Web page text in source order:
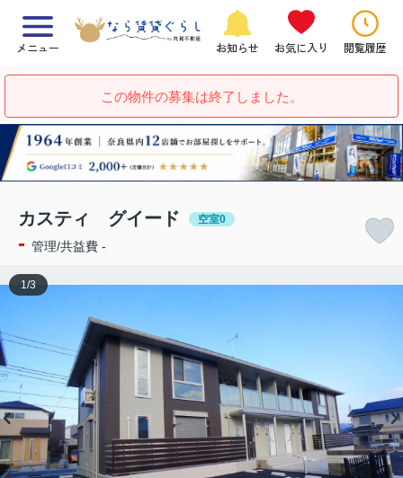
メニュー お知らせ お気に入り 閲覧履歴
この物件の募集は終了しました。
カスティ グイード 空室0
- 管理/共益費 -
1/3